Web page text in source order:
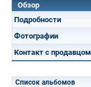
Обзор
Подробности
Фотографии
Контакт с продавцом
Список альбомов